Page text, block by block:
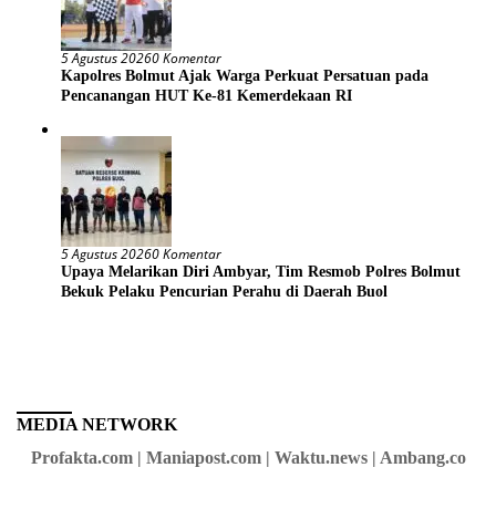
5 Agustus 20260 Komentar
Kapolres Bolmut Ajak Warga Perkuat Persatuan pada
Pencanangan HUT Ke-81 Kemerdekaan RI
5 Agustus 20260 Komentar
Upaya Melarikan Diri Ambyar, Tim Resmob Polres Bolmut
Bekuk Pelaku Pencurian Perahu di Daerah Buol
MEDIA NETWORK
Profakta.com | Maniapost.com | Waktu.news | Ambang.co